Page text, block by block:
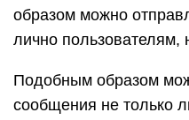
образом можно
лично пользователям,
Подобным образом
сообщения не только